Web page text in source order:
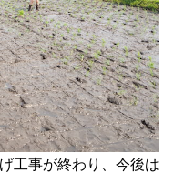
工事が終わり、今後は